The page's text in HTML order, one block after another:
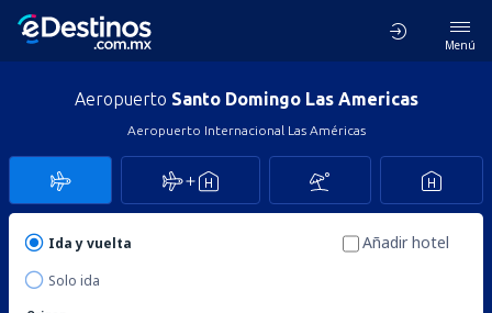
Menú
Aeropuerto Santo Domingo Las Americas
Aeropuerto Internacional Las Américas
Ida y vuelta
Solo ida
Añadir hotel